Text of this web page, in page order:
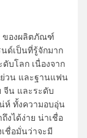
ของผลิตภัณฑ์
ด์เป็นที่รู้จักมาก
บโลก เนื่องจาก
วน และฐานแฟน
จีน และระดับ
ห์ ทั้งความอบอุ่น
งได้ง่าย น่าเชื่อ
ชื่อมั่นว่าจะมี